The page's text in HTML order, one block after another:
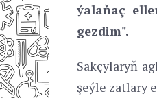
ýalaňaç
gezdim".
Sakçylaryň
şeýle zatlary